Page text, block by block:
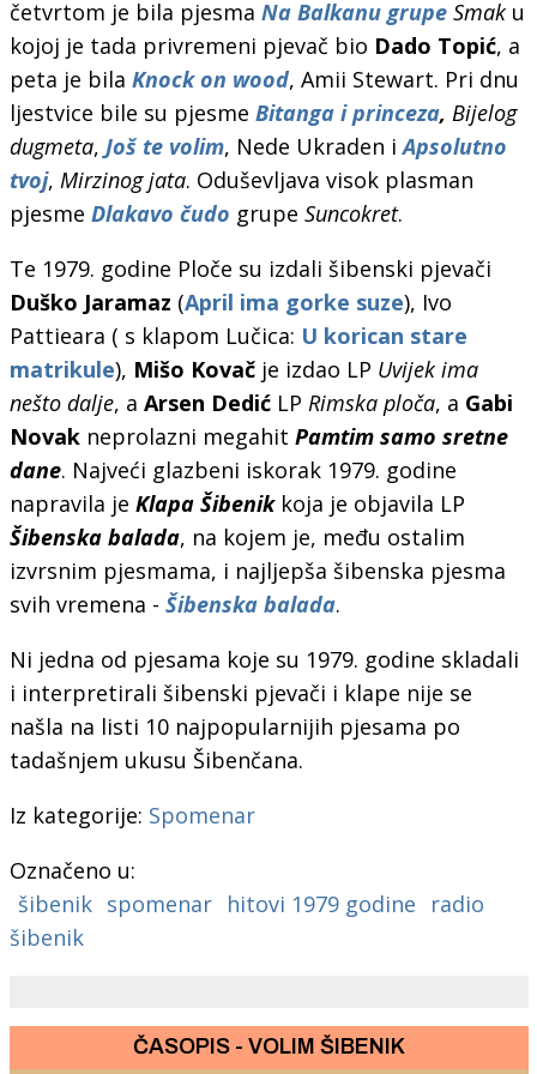
četvrtom je bila pjesma Na Balkanu grupe Smaku
kojoj je tada privremeni pjevač bio Dado Topić, a
peta je bila Knock on wood, Amii Stewart. Pri dnu
ljestvice bile su pjesme Bitanga i princeza, Bijelog
dugmeta, Još te volim, Nede Ukraden iApsolutno
tvoj, Mirzinog jata. Oduševljava visok plasman
pjesme Dlakavo čudo grupe Suncokret.
Te 1979. godine Ploče su izdali šibenski pjevači
Duško Jaramaz (April ima gorke suze), Ivo
Pattieara ( s klapom Lučica: U korican stare
matrikule), Mišo Kovačje izdao LP Uvijek ima
nešto dalje, a Arsen DedićLP Rimska ploča, a Gabi
Novakneprolazni megahit Pamtim samo sretne
dane. Najveći glazbeni iskorak 1979. godine
napravila je Klapa Šibenikkoja je objavila LP
Šibenska balada, na kojem je, među ostalim
izvrsnim pjesmama, i najljepša šibenska pjesma
svih vremena - Šibenska balada.
Ni jedna od pjesama koje su 1979. godine skladali
i interpretirali šibenski pjevači i klape nije se
našla na listi 10 najpopularnijih pjesama po
tadašnjem ukusu Šibenčana.
Iz kategorije: Spomenar
Označeno u:
šibenik spomenar hitovi 1979 godine
radio
šibenik
ČASOPIS - VOLIM ŠIBENIK